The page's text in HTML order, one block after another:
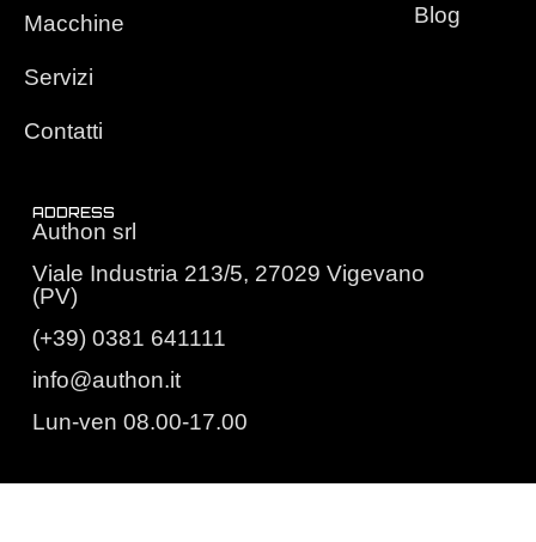
Macchine
Servizi
Contatti
Blog
ADDRESS
Authon srl
Viale Industria 213/5, 27029 Vigevano
(PV)
(+39) 0381 641111
info@authon.it
Lun-ven 08.00-17.00